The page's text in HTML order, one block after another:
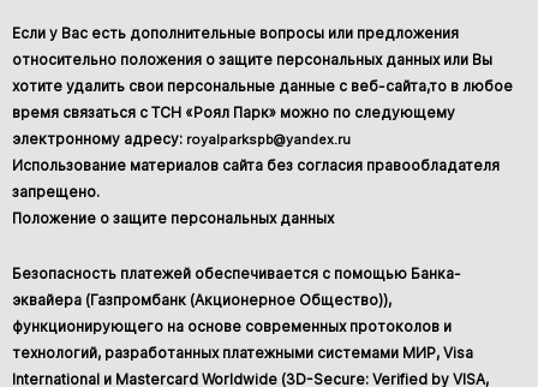
Если у Вас есть дополнительные вопросы или предложения
относительно положения о защите персональных данных или Вы
хотите удалить свои персональные данные с веб-сайта,то в любое
время связаться с ТСН «Роял Парк» можно по следующему
электронному адресу: royalparkspb@yandex.ru
Использование материалов сайта без согласия правообладателя
запрещено.
Положение о защите персональных данных
Безопасность платежей обеспечивается с помощью Банка-
эквайера (Газпромбанк (Акционерное Общество)),
функционирующего на основе современных протоколов и
технологий, разработанных платежными системами МИР, Visa
International и Mastercard Worldwide (3D-Secure: Verified by VISA,